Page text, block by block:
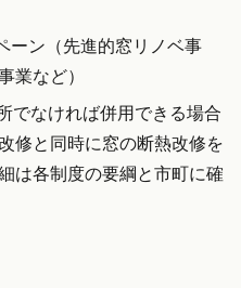
ーン（先進的窓リノベ事
業など）
でなければ併用できる場合
修と同時に窓の断熱改修を
は各制度の要綱と市町に確